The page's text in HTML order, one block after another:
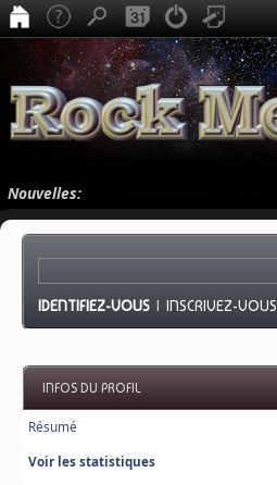
Nouvelles:
IDENTIFIEZ-VOUS |INSCRIVEZ-VOUS
INFOS DU PROFIL
Résumé
Voir les statistiques